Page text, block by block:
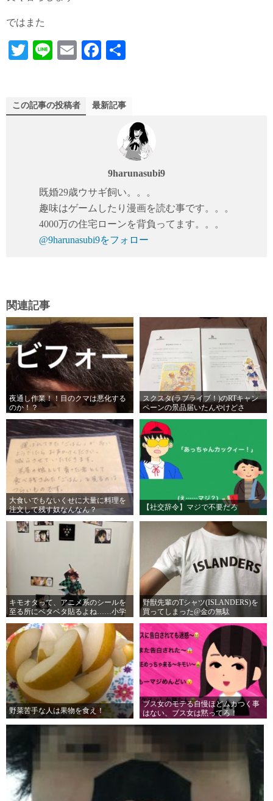
ではまた
T
r
Li
E
Fa
ok
この記事の投稿者 最新記事
9harunasubi9
既婚29歳ウサギ飼い。。。
趣味はゲームしたり漫画を読む事です。。。
4000万の住宅ローンを背負ってます。。。
@9harunasubi9をフォロー
関連記事
夜通し作業！！目のクマは悪化する
のか！？
スクスタ(ラブライブ！)のRTキャン
ペーンの景品届いたんやけどさ
大食いでもないくせに大量に料理を
注文して残す奴なんなん？
【社交辞令】マジで不要だろ
キモオタって、アニメ系のシールを
至る所にベタベタ貼るよね……小学
野獣先輩のTシャツ(ISLANDERS)を
買ってしまった@金の無駄
野菜苦手な人は果物を食え！
ブス女のモテる自慢ほどムカつく事
はない、ブス女は黙ってろ！